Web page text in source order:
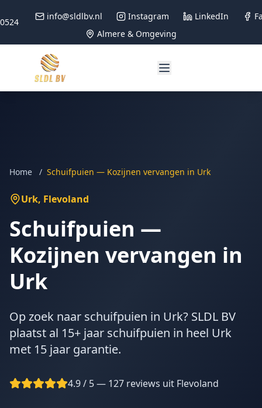
info@sldlbv.nl Instagram LinkedIn
Almere & Omgeving
Home / Schuifpuien — Kozijnen vervangen in Urk
Urk, Flevoland
Schuifpuien —
Kozijnen vervangen in
Urk
Op zoek naar schuifpuien in Urk? SLDL BV
plaatst al 15+ jaar schuifpuien in heel Urk
met 15 jaar garantie.
4.9 / 5 — 127 reviews uit Flevoland